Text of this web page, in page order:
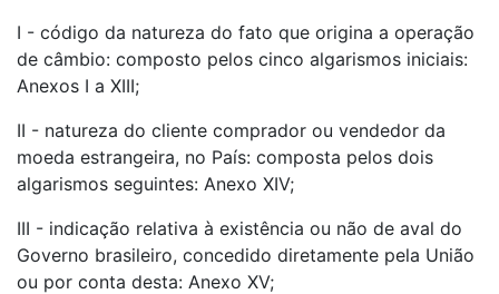
I - código da natureza do fato que origina a operação
de câmbio: composto pelos cinco algarismos iniciais:
Anexos I a XIII;
II - natureza do cliente comprador ou vendedor da
moeda estrangeira, no País: composta pelos dois
algarismos seguintes: Anexo XIV;
III - indicação relativa à existência ou não de aval do
Governo brasileiro, concedido diretamente pela União
ou por conta desta: Anexo XV;